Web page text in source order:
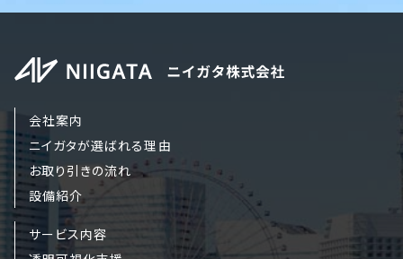
会社案内
ニイガタが選ばれる理由
お取り引きの流れ
設備紹介
サービス内容